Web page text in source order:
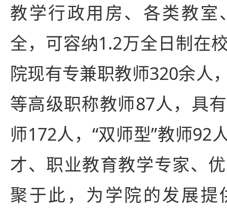
教学行政用房、各类教室
全，可容纳1.2万全日制在
院现有专兼职教师320余人
等高级职称教师87人，具
师172人，“双师型”教师92
才、职业教育教学专家、
聚于此，为学院的发展提